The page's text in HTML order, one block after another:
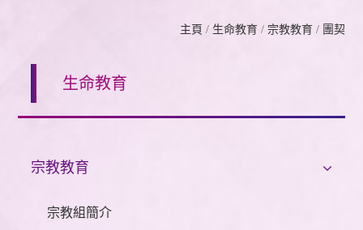
主頁 / 生命教育 / 宗教教育 / 團契
生命教育
宗教教育
宗教組簡介